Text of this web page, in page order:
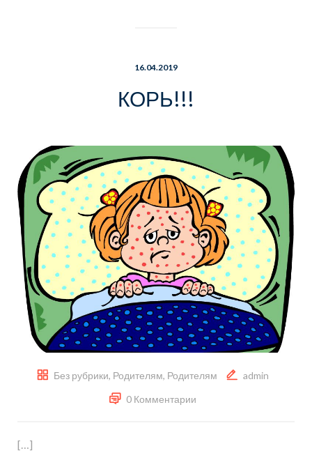
16.04.2019
КОРЬ!!!
Без рубрики, Родителям, Родителям
admin
0 Комментарии
[…]